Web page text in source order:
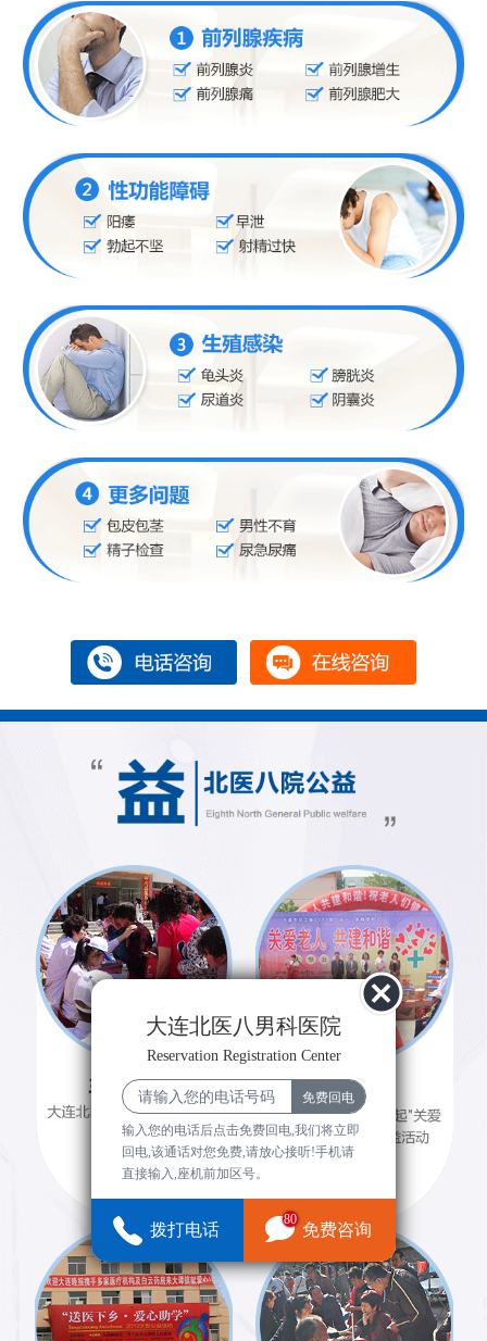
大连北医八男科医院
Reservation Registration Center
输入您的电话后点击免费回电,我们将立即
回电,该通话对您免费,请放心接听!手机请
直接输入,座机前加区号。
拨打电话
80
免费咨询